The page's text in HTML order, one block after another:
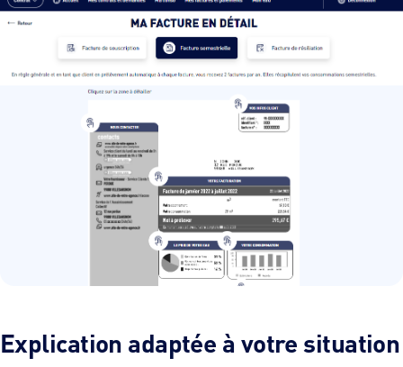
Explication adaptée à votre situation